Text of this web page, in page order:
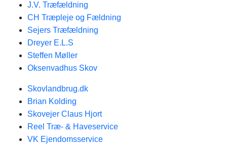
J.V. Træfældning
CH Træpleje og Fældning
Sejers Træfældning
Dreyer E.L.S
Steffen Møller
Oksenvadhus Skov
Skovlandbrug.dk
Brian Kolding
Skovejer Claus Hjort
Reel Træ- & Haveservice
VK Ejendomsservice